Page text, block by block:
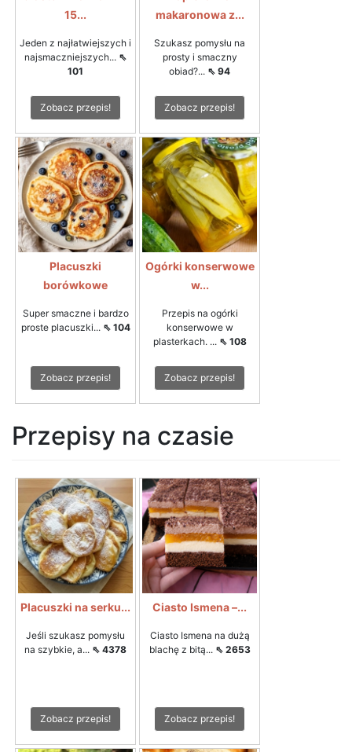
15...
Jeden z najłatwiejszych i
najsmaczniejszych... ⇖
101
Zobacz przepis!
makaronowa z...
Szukasz pomysłu na
prosty i smaczny
obiad?... ⇖ 94
Zobacz przepis!
Placuszki
borówkowe
Super smaczne i bardzo
proste placuszki... ⇖ 104
Zobacz przepis!
Ogórki konserwowe
w...
Przepis na ogórki
konserwowe w
plasterkach. ... ⇖ 108
Zobacz przepis!
Przepisy na czasie
Placuszki na serku...
Jeśli szukasz pomysłu
na szybkie, a... ⇖ 4378
Zobacz przepis!
Ciasto Ismena –...
Ciasto Ismena na dużą
blachę z bitą... ⇖ 2653
Zobacz przepis!